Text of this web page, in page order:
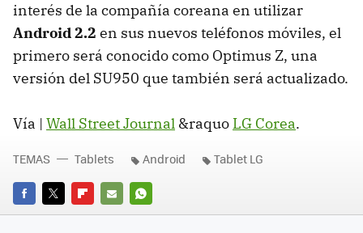
interés de la compañía coreana en utilizar
Android 2.2 en sus nuevos teléfonos móviles, el
primero será conocido como Optimus Z, una
versión del SU950 que también será actualizado.
Vía | Wall Street Journal &raquo LG Corea.
FACEBOOK
TWITTERFLIPBOARD
E-
WHATSAPP
TEMAS Tablets Android Tablet LG